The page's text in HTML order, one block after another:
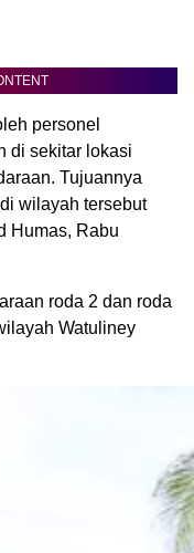
personel
di sekitar lokasi
Tujuannya
wilayah tersebut
Humas, Rabu
roda 2 dan roda
Watuliney